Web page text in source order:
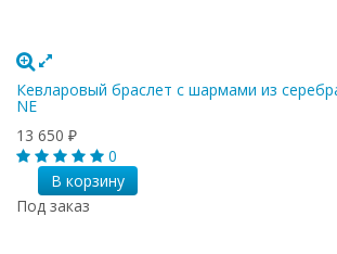
Кевларовый браслет с шармами из
NE
13 650 ₽
0
В корзину
Под заказ